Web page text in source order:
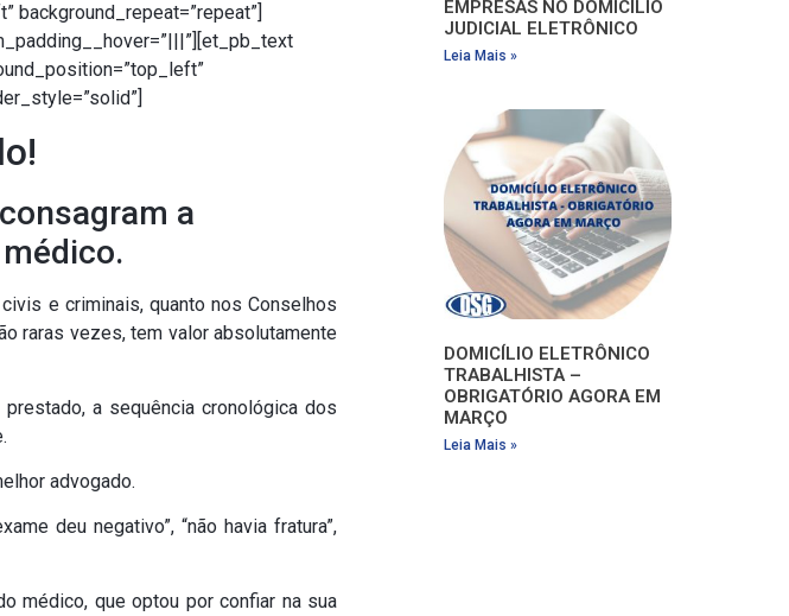
background_repeat=”repeat”]
a
e criminais, quanto nos Conselhos
raras vezes, tem valor absolutamente
a sequência cronológica dos
advogado.
deu negativo”, “não havia fratura”,
médico, que optou por confiar na sua
EMPRESAS NO DOMICÍLIO
JUDICIAL ELETRÔNICO
Leia Mais »
DOMICÍLIO ELETRÔNICO
TRABALHISTA –
OBRIGATÓRIO AGORA EM
MARÇO
Leia Mais »